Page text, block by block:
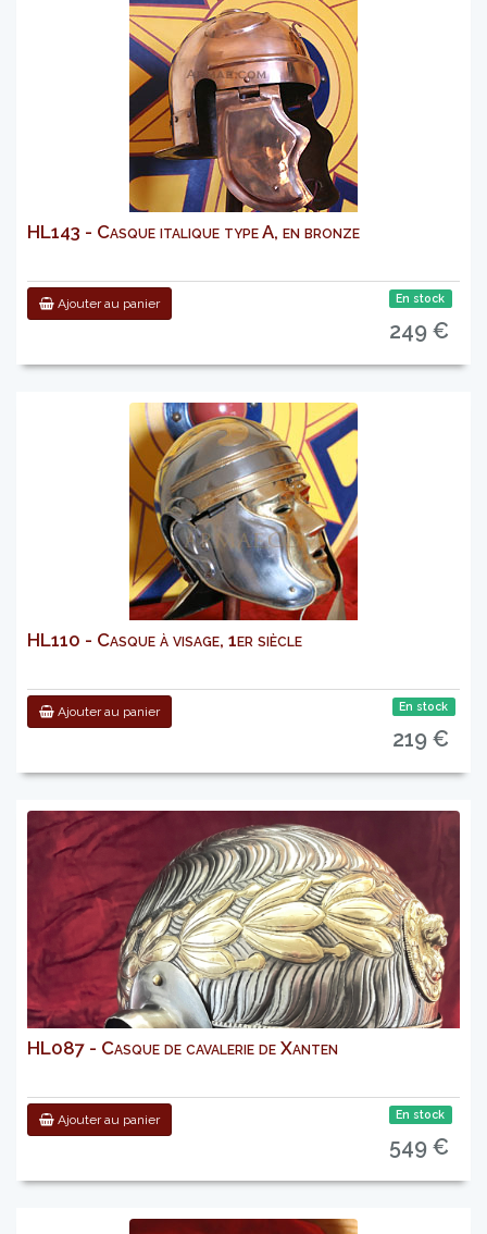
HL143 - Casque italique type A, en bronze
Ajouter au panier En stock
249 €
HL110 - Casque à visage, 1er siècle
Ajouter au panier En stock
219 €
HL087 - Casque de cavalerie de Xanten
Ajouter au panier En stock
549 €